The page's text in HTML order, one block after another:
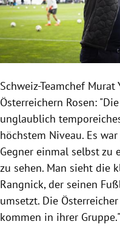
Schweiz-Teamchef
Österreichern Rosen:
unglaublich
höchstem Niveau. Es
Gegner einmal selbst zu
zu sehen. Man sieht die
Rangnick, der seinen
umsetzt. Die
kommen in ihrer Gruppe."